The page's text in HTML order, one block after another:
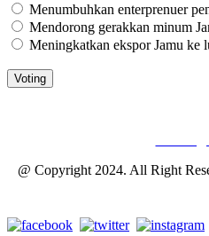
Menumbuhkan enterprenuer
Mendorong gerakkan minum
Meningkatkan ekspor Jamu ke
@ Copyright 2024. All Right